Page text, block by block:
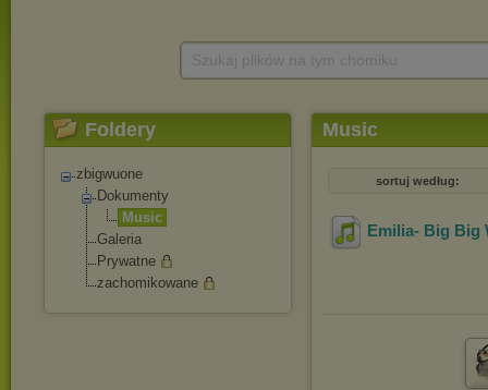
Foldery
zbigwuone
Dokumenty
Music
Galeria
Prywatne
zachomikowane
Music
sortuj według:
Emilia- Big Big